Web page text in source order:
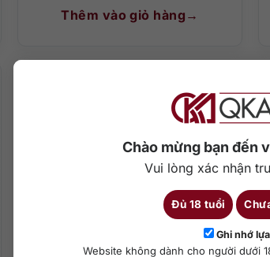
Chào mừng bạn đến
Vui lòng xác nhận
Đủ 18 tuổi
Ghi nhớ
Website không dành cho người dưới
Thêm vào giỏ hàng